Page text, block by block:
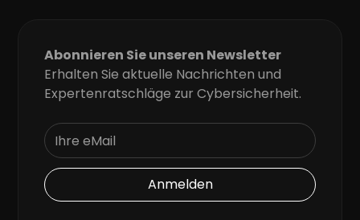
Abonnieren Sie unseren Newsletter
Erhalten Sie aktuelle Nachrichten und
Expertenratschläge zur Cybersicherheit.